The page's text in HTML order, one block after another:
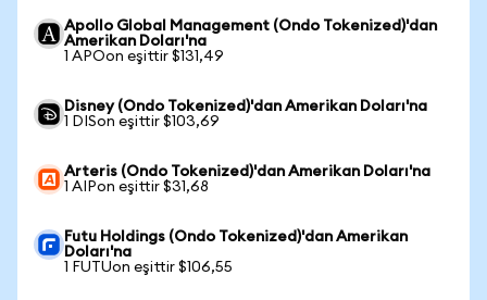
Apollo Global Management (Ondo Tokenized)'dan
Amerikan Doları'na
1 APOon eşittir $131,49
Disney (Ondo Tokenized)'dan Amerikan Doları'na
1 DISon eşittir $103,69
Arteris (Ondo Tokenized)'dan Amerikan Doları'na
1 AIPon eşittir $31,68
Futu Holdings (Ondo Tokenized)'dan Amerikan
Doları'na
1 FUTUon eşittir $106,55